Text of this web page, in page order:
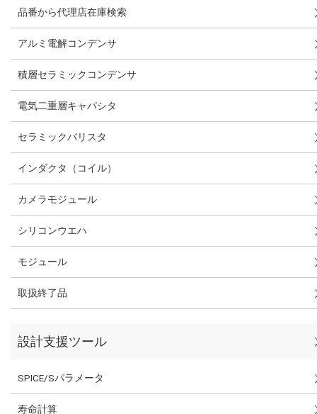
品番から代理店在庫検索
アルミ電解コンデンサ
積層セラミックコンデンサ
電気二重層キャパシタ
セラミックバリスタ
インダクタ（コイル）
カメラモジュール
シリコンウエハ
モジュール
取扱終了品
設計支援ツール
SPICE/Sパラメータ
寿命計算